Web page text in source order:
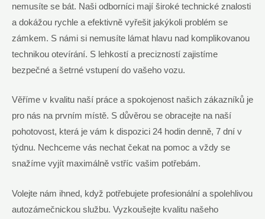
nemusíte se bát. Naši odborníci mají široké technické znalosti
a dokážou rychle a efektivně vyřešit jakýkoli problém se
zámkem. S námi si nemusíte lámat hlavu nad komplikovanou
technikou otevírání. S lehkostí a precizností zajistíme
bezpečné a šetrné vstupení do vašeho vozu.
Věříme v kvalitu naší práce a spokojenost našich zákazníků je
pro nás na prvním místě. S důvěrou se obracejte na naší
pohotovost, která je vám k dispozici 24 hodin denně, 7 dní v
týdnu. Nechceme vás nechat čekat na pomoc a vždy se
snažíme vyjít maximálně vstříc vašim potřebám.
Volejte nám ihned, když potřebujete profesionální a spolehlivou
autozámečnickou službu. Vyzkoušejte kvalitu našeho